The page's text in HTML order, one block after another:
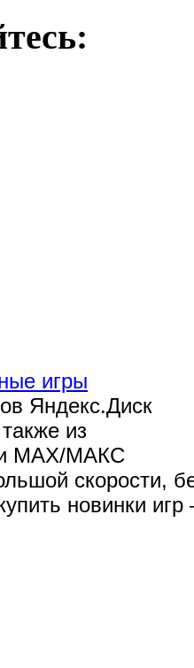
игры
Яндекс.Диск
из
MAX/МАКС
скорости,
новинки